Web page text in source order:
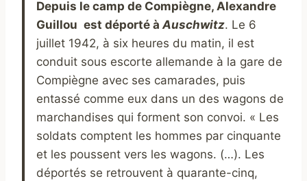
Depuis le camp de Compiègne, Alexandre
Guillou est déporté àAuschwitz. Le 6
juillet 1942, à six heures du matin, il est
conduit sous escorte allemande à la gare de
Compiègne avec ses camarades, puis
entassé comme eux dans un des wagons de
marchandises qui forment son convoi. « Les
soldats comptent les hommes par cinquante
et les poussent vers les wagons. (…). Les
déportés se retrouvent à quarante-cinq,